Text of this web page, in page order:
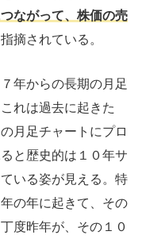
ながって、株価の売
摘されている。
年からの長期の月足
れは過去に起きた
月足チャートにプロ
と歴史的は１０年サ
いる姿が見える。特
の年に起きて、その
度昨年が、その１０